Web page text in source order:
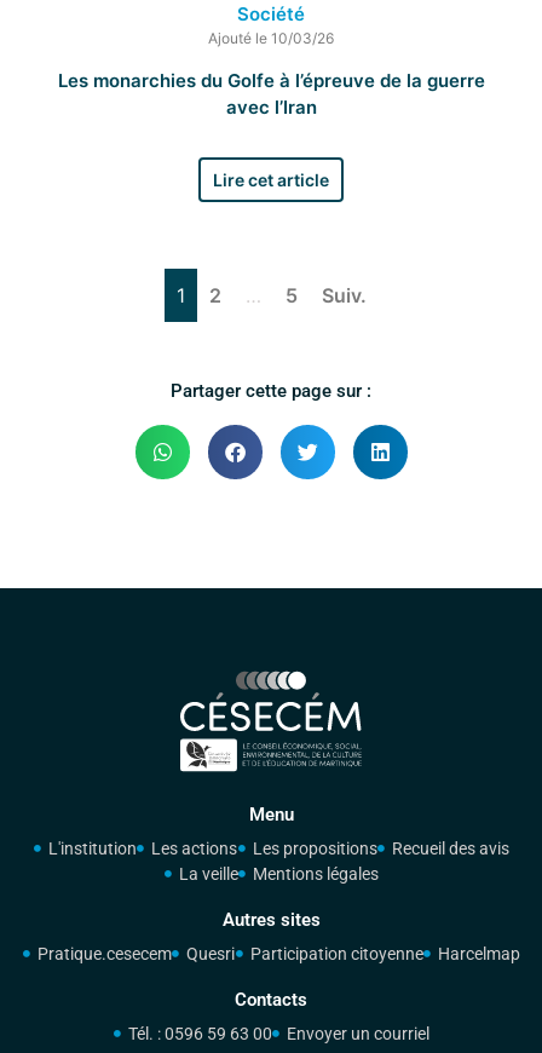
Société
Ajouté le 10/03/26
Les monarchies du Golfe à l’épreuve de la guerre
avec l’Iran
Lire cet article
1 2 … 5 Suiv.
Partager cette page sur :
Menu
L'institution Les actions Les propositions
Recueil des avis
La veille
Mentions légales
Autres sites
Pratique.cesecem Quesri Participation citoyenne Harcelmap
Contacts
Tél. : 0596 59 63 00 Envoyer un courriel